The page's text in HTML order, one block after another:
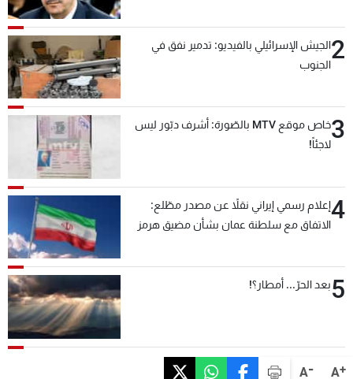
A+
A-
2الجيش الإسرائيلي بالفيديو: تدمير نفق في
الجنوب
3
خاص موقع MTV بالصّورة: أشرف دبّور ليس
لاجئاً!
4إعلام رسمي إيراني نقلاً عن مصدر مطّلع:
الاتفاق مع سلطنة عمان بشأن مضيق هرمز
5بعد الحرّ... أمطار؟!